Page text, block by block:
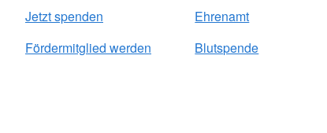
Jetzt spenden
Fördermitglied werden
Ehrenamt
Blutspende